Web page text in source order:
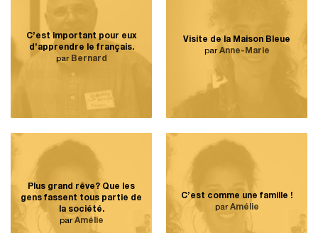
C’est important pour eux
d’apprendre le français.
par Bernard
Visite de la Maison Bleue
parAnne-Marie
Plus grand rêve? Que les
gens fassent tous partie de
la société.
parAmélie
C’est comme une famille !
parAmélie